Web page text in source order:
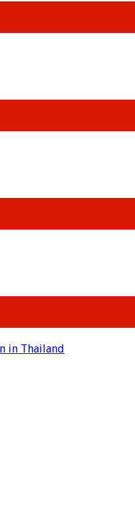
in Thailand